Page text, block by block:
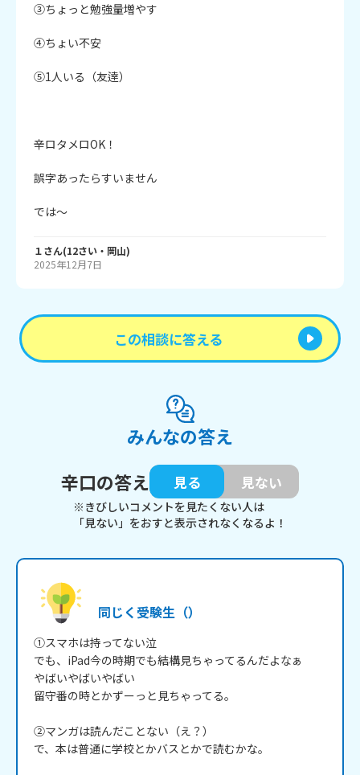
③ちょっと勉強量増やす
④ちょい不安
⑤1人いる（友逹）
辛ロタメロOK！
誤字あったらすいません
では～
１さん(12さい・ 岡山)
2025年12月7日
この相談に答える
みんなの答え
辛口の答え
見る 見ない
※きびしいコメントを見たくない人は
「見ない」をおすと表示されなくなるよ！
同じく受験生（）
①スマホは持ってない泣
でも、iPad今の時期でも結構見ちゃってるんだよなぁ
やばいやばいやばい
留守番の時とかずーっと見ちゃってる。
②マンガは読んだことない（え？）
で、本は普通に学校とかバスとかで読むかな。